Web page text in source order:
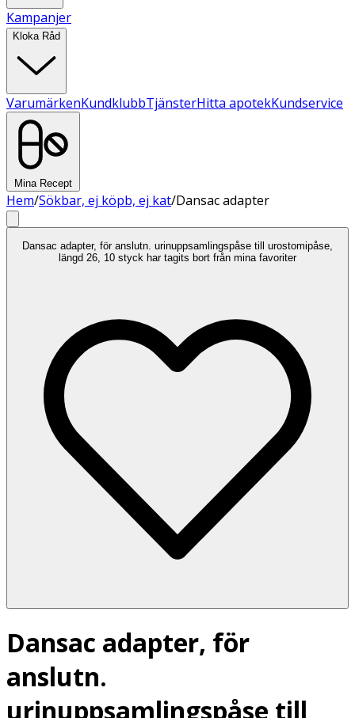
Kampanjer
Kloka Råd
VarumärkenKundklubbTjänsterHitta apotekKundservice
Mina Recept
Hem/Sökbar, ej köpb, ej kat/Dansac adapter
Dansac adapter, för anslutn. urinuppsamlingspåse till urostomipåse,
längd 26, 10 styck har tagits bort från mina favoriter
Dansac adapter, för
anslutn.
urinuppsamlingspåse till